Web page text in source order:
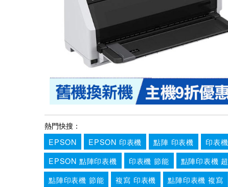
熱門快搜：
EPSON
EPSON 印表機 點陣 印表機
印表
EPSON 點陣印表機
印表機 節能
點陣印表機
點陣印表機 節能
複寫 印表機 點陣印表機 複寫